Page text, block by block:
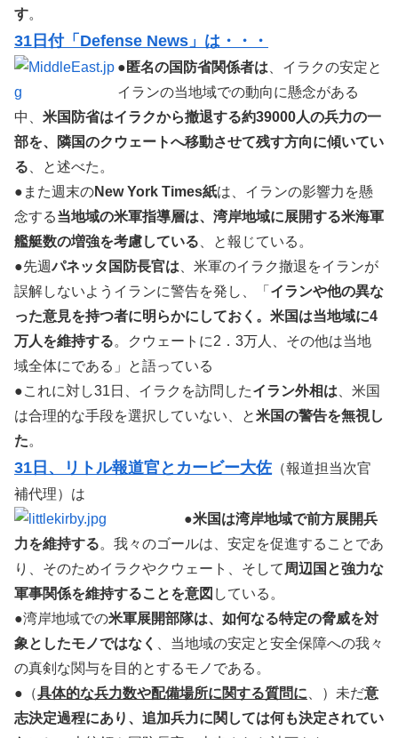
す。
31日付「Defense News」は・・・
●匿名の国防省関係者は 、イラクの安定と
イランの当地域での動向に懸念がある
中、 米国防省はイラクから撤退する約39000人の兵力の一
部を、隣国のクウェートへ移動させて残す方向に傾いてい
る 、と述べた。
●また週末のNew York Times紙は、イランの影響力を懸
念する当地域の米軍指導層は、湾岸地域に展開する米海軍
艦艇数の増強を考慮している 、と報じている。
●先週パネッタ国防長官は 、米軍のイラク撤退をイランが
誤解しないようイランに警告を発し、「 イランや他の異な
った意見を持つ者に明らかにしておく。米国は当地域に4
万人を維持する。クウェートに2．3万人、その他は当地
域全体にである」と語っている
●これに対し31日、イラクを訪問したイラン外相は 、米国
は合理的な手段を選択していない、と米国の警告を無視し
た。
31日、リトル報道官とカービー大佐 （報道担当次官
補代理）は
●米国は湾岸地域で前方展開兵
力を維持する。我々のゴールは、安定を促進することであ
り、そのためイラクやクウェート、そして 周辺国と強力な
軍事関係を維持することを意図 している。
●湾岸地域での米軍展開部隊は、如何なる特定の脅威を対
象としたモノではなく
、当地域の安定と安全保障への我々
の真剣な関与を目的とするモノである。
●（具体的な兵力数や配備場所に関する質問に 、）未だ意
志決定過程にあり、追加兵力に関しては何も決定されてい